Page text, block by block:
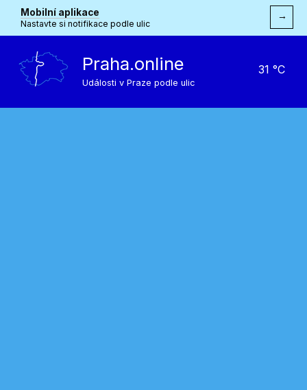
Mobilní aplikace
Nastavte si notifikace podle ulic
→
Praha.online
Události v Praze podle ulic
31 °C